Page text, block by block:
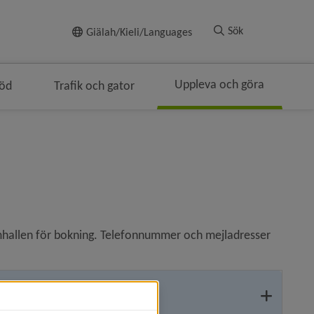
Giälah/Kieli/Languages Sök
Trafik och gator Uppleva och göra
för bokning. Telefonnummer och mejladresser